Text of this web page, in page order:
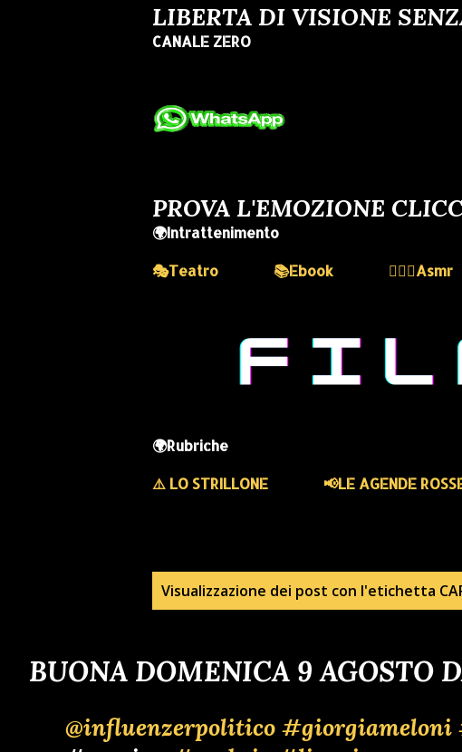
LIBERTA DI VISIONE
CANALE ZERO
PROVA L'EMOZIONE
🌍Intrattenimento
🎭Teatro
📚Ebook 💆🏻‍♀️Asmr
🌍Rubriche
⚠️ LO STRILLONE
📢LE AGENDE
s
Visualizzazione dei post con l'etichetta
BUONA DOMENICA 9 AGOSTO
@influenzerpolitico #giorgiameloni